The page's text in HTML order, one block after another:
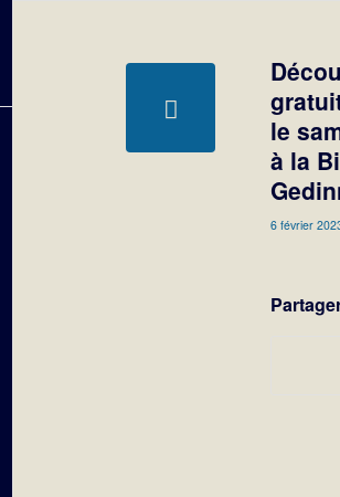
le
à la
6 février